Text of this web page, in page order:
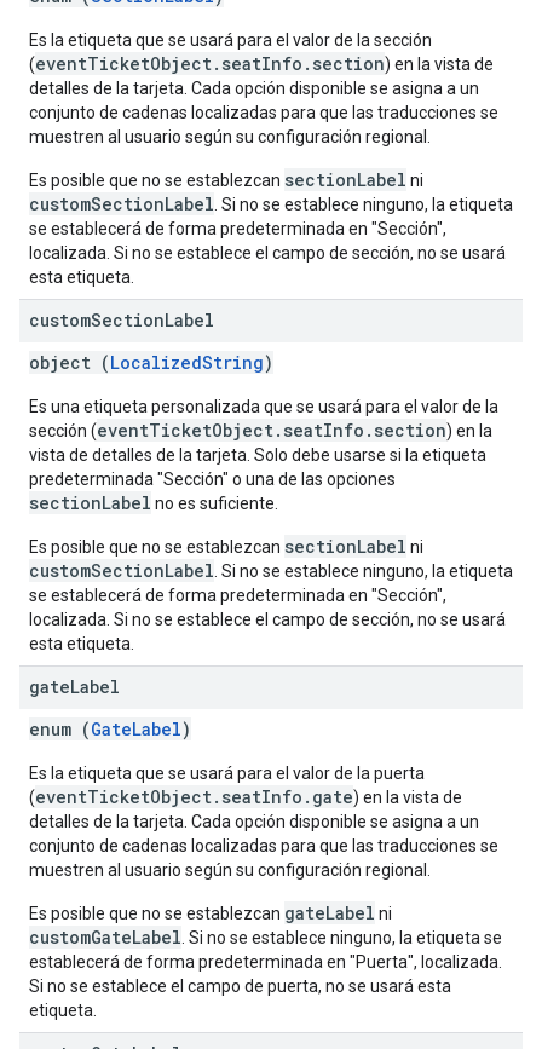
Es la etiqueta que se usará para el valor de la sección
(eventTicketObject.seatInfo.section) en la vista de
detalles de la tarjeta. Cada opción disponible se asigna a un
conjunto de cadenas localizadas para que las traducciones se
muestren al usuario según su configuración regional.
Es posible que no se establezcan sectionLabel ni
customSectionLabel . Si no se establece ninguno, la etiqueta
se establecerá de forma predeterminada en "Sección",
localizada. Si no se establece el campo de sección, no se usará
esta etiqueta.
customSectionLabel
object (LocalizedString)
Es una etiqueta personalizada que se usará para el valor de la
sección (eventTicketObject.seatInfo.section) en la
vista de detalles de la tarjeta. Solo debe usarse si la etiqueta
predeterminada "Sección" o una de las opciones
sectionLabel no es suficiente.
Es posible que no se establezcan sectionLabel ni
customSectionLabel . Si no se establece ninguno, la etiqueta
se establecerá de forma predeterminada en "Sección",
localizada. Si no se establece el campo de sección, no se usará
esta etiqueta.
gateLabel
enum (GateLabel)
Es la etiqueta que se usará para el valor de la puerta
(eventTicketObject.seatInfo.gate) en la vista de
detalles de la tarjeta. Cada opción disponible se asigna a un
conjunto de cadenas localizadas para que las traducciones se
muestren al usuario según su configuración regional.
Es posible que no se establezcan gateLabel ni
customGateLabel . Si no se establece ninguno, la etiqueta se
establecerá de forma predeterminada en "Puerta", localizada.
Si no se establece el campo de puerta, no se usará esta
etiqueta.